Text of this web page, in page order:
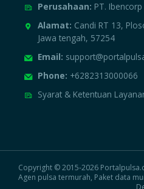
Perusahaan: PT.
Alamat: Candi RT 13,
Jawa tengah, 57254
Email:
Phone: +6282313000066
Syarat & Ketentuan
Copyright © 2015-2026
Agen pulsa termurah, Paket data